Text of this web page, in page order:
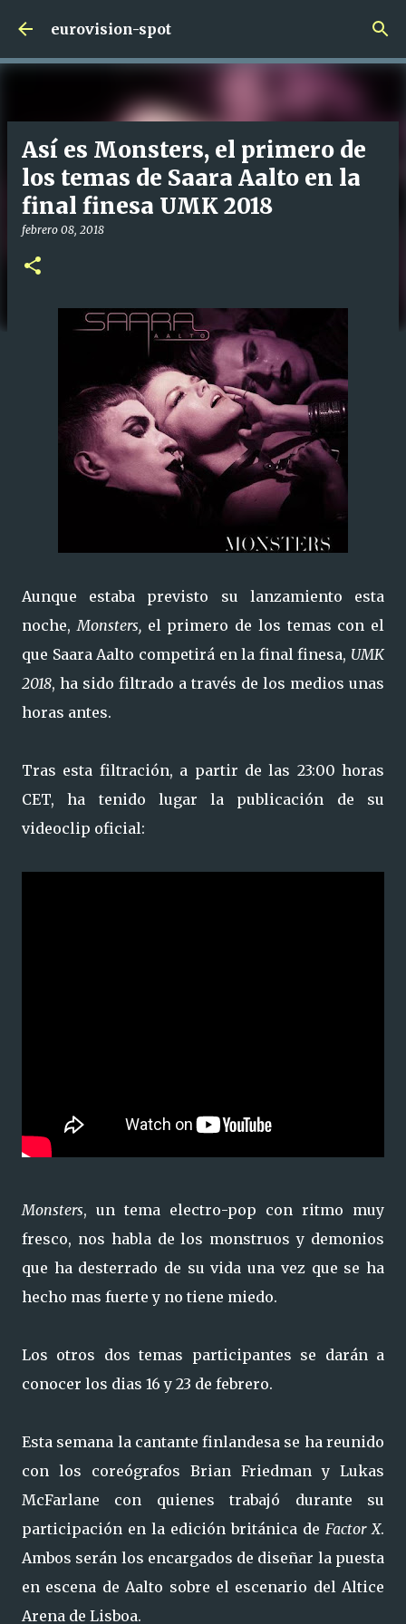
Ir al contenido principal
eurovision-spot
Así es Monsters, el primero de
los temas de Saara Aalto en la
final finesa UMK 2018
febrero 08, 2018
Aunque estaba previsto su lanzamiento esta
noche,Monsters,el primero de los temas con el
que Saara Aalto competirá en la final finesa, UMK
2018, ha sido filtrado a través de los medios unas
horas antes.
Tras esta filtración, a partir de las 23:00 horas
CET, ha tenido lugar la publicación de su
videoclip oficial:
Monsters, un tema electro-pop con ritmo muy
fresco, nos habla de los monstruos y demonios
que ha desterrado de su vida una vez que se ha
hecho mas fuerte y no tiene miedo.
Los otros dos temas participantes se darán a
conocer los dias 16 y 23 de febrero.
Esta semana la cantante finlandesa se ha reunido
con los coreógrafos Brian Friedman y Lukas
McFarlane con quienes trabajó durante su
participación en la edición británica de Factor X.
Ambos serán los encargados de diseñar la puesta
en escena de Aalto sobre el escenario del Altice
Arena de Lisboa.